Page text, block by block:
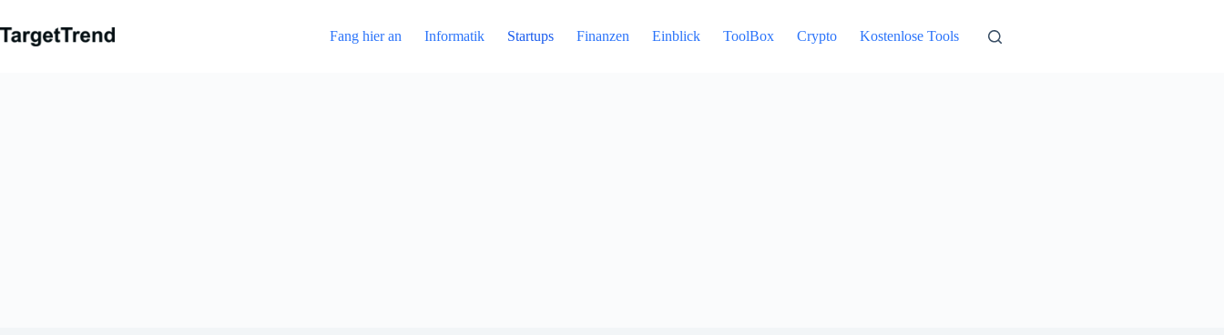
Fang hier an
Informatik Startups Finanzen Einblick ToolBox Crypto Kostenlose Tools